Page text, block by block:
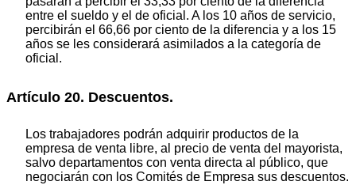
entre el sueldo y el de oficial. A los 10 años de servicio,
percibirán el 66,66 por ciento de la diferencia y a los 15
años se les considerará asimilados a la categoría de
oficial.
Artículo 20. Descuentos.
Los trabajadores podrán adquirir productos de la
empresa de venta libre, al precio de venta del mayorista,
salvo departamentos con venta directa al público, que
negociarán con los Comités de Empresa sus descuentos.